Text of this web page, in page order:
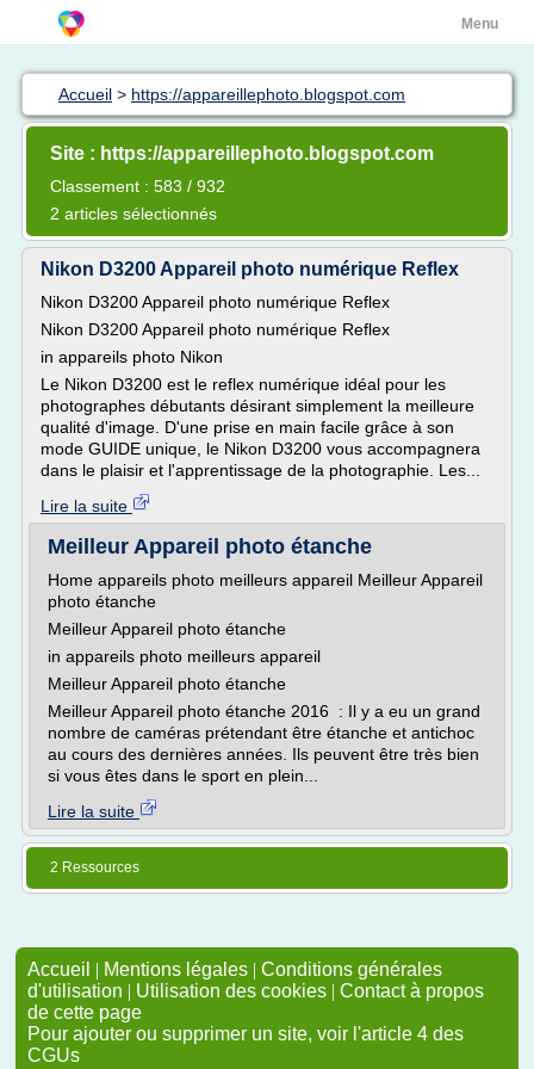
Menu
Accueil > https://appareillephoto.blogspot.com
Site : https://appareillephoto.blogspot.com
Classement : 583 / 932
2 articles sélectionnés
Nikon D3200 Appareil photo numérique Reflex
Nikon D3200 Appareil photo numérique Reflex
Nikon D3200 Appareil photo numérique Reflex
in appareils photo Nikon
Le Nikon D3200 est le reflex numérique idéal pour les
photographes débutants désirant simplement la meilleure
qualité d'image. D'une prise en main facile grâce à son
mode GUIDE unique, le Nikon D3200 vous accompagnera
dans le plaisir et l'apprentissage de la photographie. Les...
Lire la suite
Meilleur Appareil photo étanche
Home appareils photo meilleurs appareil Meilleur Appareil
photo étanche
Meilleur Appareil photo étanche
in appareils photo meilleurs appareil
Meilleur Appareil photo étanche
Meilleur Appareil photo étanche 2016 : Il y a eu un grand
nombre de caméras prétendant être étanche et antichoc
au cours des dernières années. Ils peuvent être très bien
si vous êtes dans le sport en plein...
Lire la suite
2 Ressources
Accueil | Mentions légales | Conditions générales
d'utilisation | Utilisation des cookies | Contact à propos
de cette page
Pour ajouter ou supprimer un site, voir l'article 4 des
CGUs